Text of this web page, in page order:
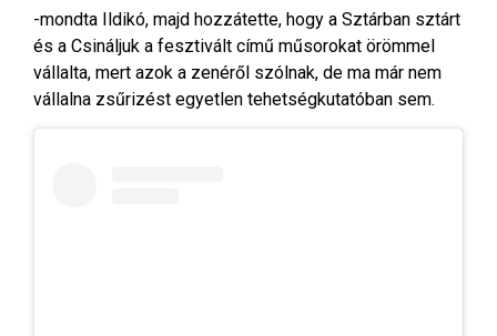
-mondta Ildikó, majd hozzátette, hogy a Sztárban sztárt
és a Csináljuk a fesztivált című műsorokat örömmel
vállalta, mert azok a zenéről szólnak, de ma már nem
vállalna zsűrizést egyetlen tehetségkutatóban sem.